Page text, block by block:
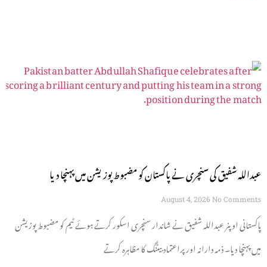
عبداللہ شفیق کی سنچری نے پاکستان کو مضبوط پوزیشن میں پہنچا دیا
August 4, 2026 No Comments
پاکستانی اوپنر عبداللہ شفیق نے شاندار سنچری اسکور کرتے ہوئے ٹیم کو مضبوط پوزیشن
میں پہنچا دیا۔ ذمہ دارانہ اور پراعتماد بیٹنگ کا مظاہرہ کرتے